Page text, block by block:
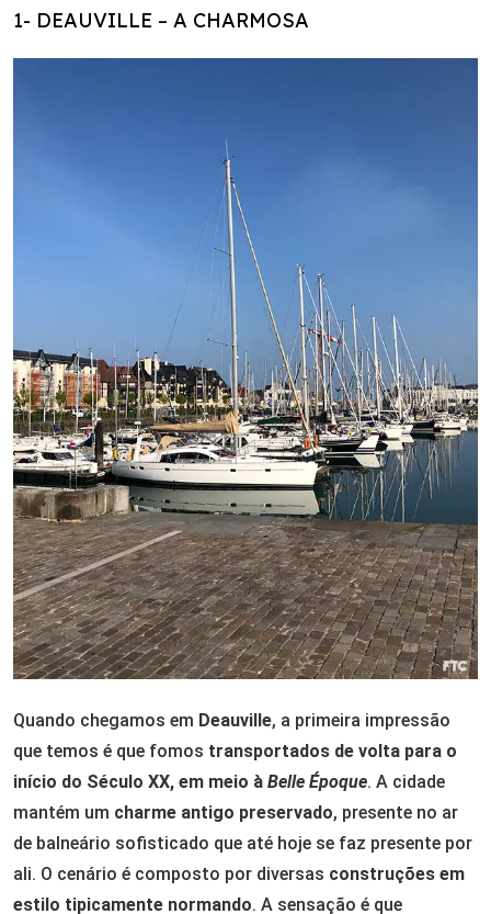
1- DEAUVILLE – A CHARMOSA
Quando chegamos em Deauville, a primeira impressão
que temos é que fomos transportados de volta para o
início do Século XX, em meio à Belle Époque. A cidade
mantém um charme antigo preservado, presente no ar
de balneário sofisticado que até hoje se faz presente por
ali. O cenário é composto por diversas construções em
estilo tipicamente normando. A sensação é que